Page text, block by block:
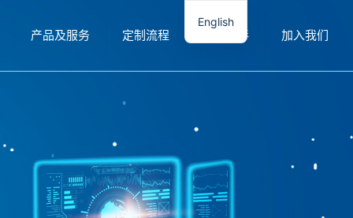
产品及服务 定制流程 合作伙伴 加入我们
English